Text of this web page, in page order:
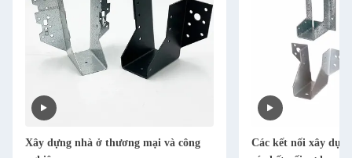
Xây dựng nhà ở thương mại và công
Các kết nối xây